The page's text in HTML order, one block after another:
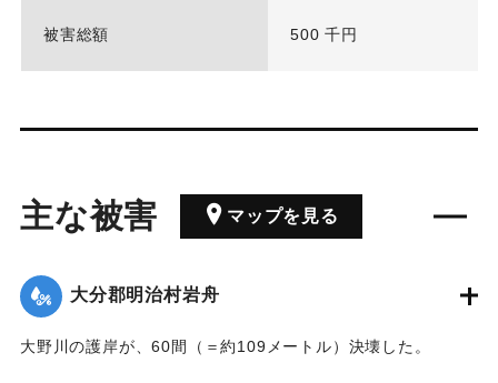
被害総額 500 千円
主な被害 マップを見る
大分郡明治村岩舟
大野川の護岸が、60間（＝約109メートル）決壊した。